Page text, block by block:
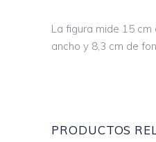
La figura mide 15
ancho y 8,3 cm de
PRODUCTOS